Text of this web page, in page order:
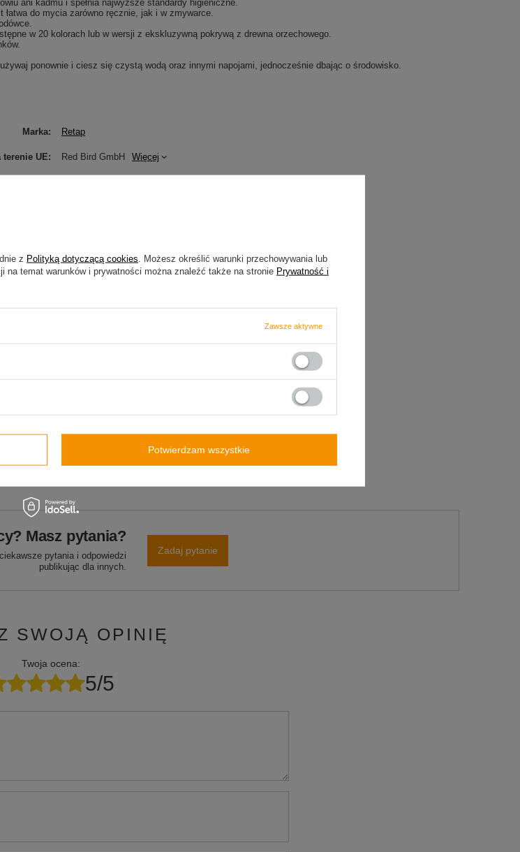
ani kadmu i spełnia najwyższe standardy higieniczne.
do mycia zarówno ręcznie, jak i w zmywarce.
w 20 kolorach lub w wersji z ekskluzywną pokrywą z drewna orzechowego.
ponownie i ciesz się czystą wodą oraz innymi napojami, jednocześnie dbając o środowisko.
Marka Retap
UE Red Bird GmbH Więcej
Materiał Szkło borokrzemowe
Pojemność 300 ml
Masz pytania?
pytania i odpowiedzi
publikując dla innych.
Zadaj pytanie
SWOJĄ OPINIĘ
Twoja ocena:
5/5
z Polityką dotyczącą cookies . Możesz określić warunki przechowywania lub
na temat warunków i prywatności można znaleźć także na stronie Prywatność i
Zawsze aktywne
Potwierdzam wszystkie